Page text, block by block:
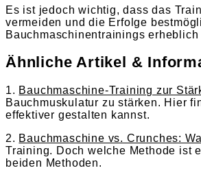
Es ist jedoch wichtig, dass das
vermeiden und die Erfolge
Bauchmaschinentrainings
Ähnliche Artikel &
1. Bauchmaschine-Training zur
Bauchmuskulatur zu stärken. Hier
effektiver gestalten kannst.
2. Bauchmaschine vs. Crunches:
Training. Doch welche Methode ist
beiden Methoden.